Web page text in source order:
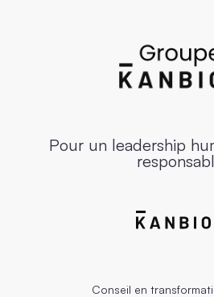
Pour un leadership
Conseil en